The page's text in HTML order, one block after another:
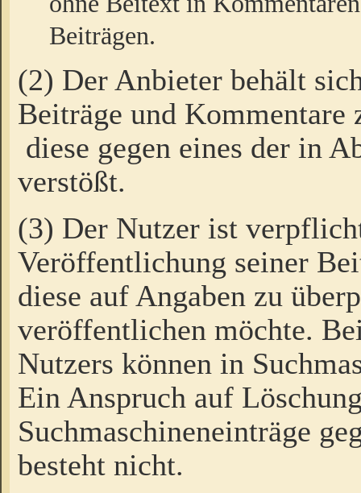
Beiträgen.
(2) Der Anbieter behält
Beiträge und Kommentare
diese gegen eines der in
verstößt.
(3) Der Nutzer ist
Veröffentlichung seiner
diese auf Angaben zu
veröffentlichen möchte.
Nutzers können in
Ein Anspruch auf
Suchmaschineneinträge
besteht nicht.